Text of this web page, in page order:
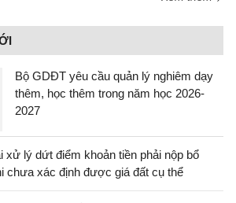
Bộ GDĐT yêu cầu quản lý nghiêm dạy
thêm, học thêm trong năm học 2026-
2027
xử lý dứt điểm khoản tiền phải nộp bổ
chưa xác định được giá đất cụ thể